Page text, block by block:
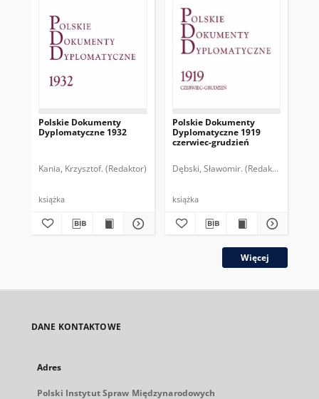
Polskie Dokumenty
Dyplomatyczne 1932
Kania, Krzysztof. (Redaktor)
książka
Polskie Dokumenty
Dyplomatyczne 1919
czerwiec-grudzień
Dębski, Sławomir. (Redaktor)
książka
Więcej
DANE KONTAKTOWE
Adres
Polski Instytut Spraw Międzynarodowych